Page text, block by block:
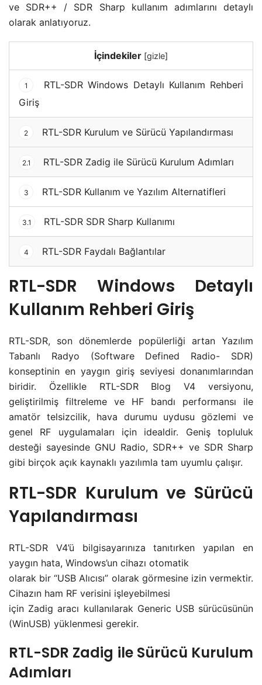
ve SDR++ / SDR Sharp kullanım adımlarını detaylı
olarak anlatıyoruz.
İçindekiler [gizle]
1
RTL-SDR Windows Detaylı Kullanım Rehberi
Giriş
2 RTL-SDR Kurulum ve Sürücü Yapılandırması
2.1 RTL-SDR Zadig ile Sürücü Kurulum Adımları
3 RTL-SDR Kullanım ve Yazılım Alternatifleri
3.1 RTL-SDR SDR Sharp Kullanımı
4 RTL-SDR Faydalı Bağlantılar
RTL-SDR Windows Detaylı
Kullanım Rehberi Giriş
RTL-SDR, son dönemlerde popülerliği artan Yazılım
Tabanlı Radyo (Software Defined Radio- SDR)
konseptinin en yaygın giriş seviyesi donanımlarından
biridir. Özellikle RTL-SDR Blog V4 versiyonu,
geliştirilmiş filtreleme ve HF bandı performansı ile
amatör telsizcilik, hava durumu uydusu gözlemi ve
genel RF uygulamaları için idealdir. Geniş topluluk
desteği sayesinde GNU Radio, SDR++ ve SDR Sharp
gibi birçok açık kaynaklı yazılımla tam uyumlu çalışır.
RTL-SDR Kurulum ve Sürücü
Yapılandırması
RTL-SDR V4’ü bilgisayarınıza tanıtırken yapılan en
yaygın hata, Windows’un cihazı otomatik
olarak bir “USB Alıcısı” olarak görmesine izin vermektir.
Cihazın ham RF verisini işleyebilmesi
için Zadig aracı kullanılarak Generic USB sürücüsünün
(WinUSB) yüklenmesi gerekir.
RTL-SDR Zadig ile Sürücü Kurulum
Adımları